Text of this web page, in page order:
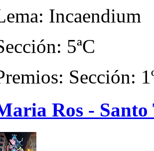
Incaendium
5ªC
Sección:
Ros - Santo